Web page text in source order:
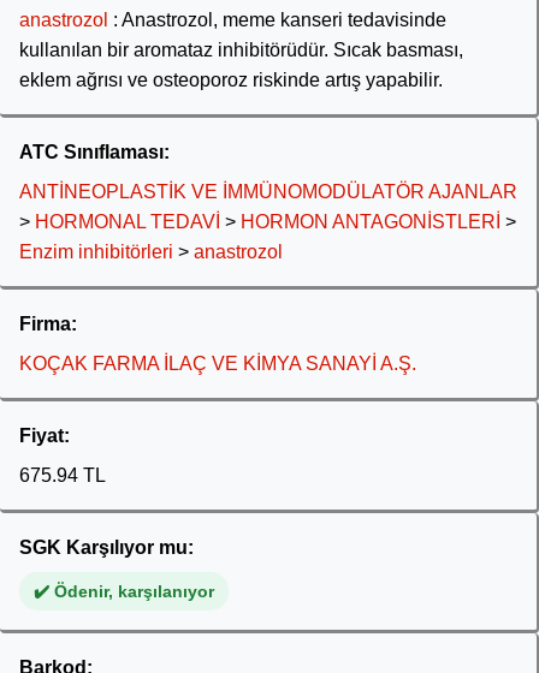
anastrozol : Anastrozol, meme kanseri tedavisinde
kullanılan bir aromataz inhibitörüdür. Sıcak basması,
eklem ağrısı ve osteoporoz riskinde artış yapabilir.
ATC Sınıflaması:
ANTİNEOPLASTİK VE İMMÜNOMODÜLATÖR AJANLAR
> HORMONAL TEDAVİ > HORMON ANTAGONİSTLERİ >
Enzim inhibitörleri > anastrozol
Firma:
KOÇAK FARMA İLAÇ VE KİMYA SANAYİ A.Ş.
Fiyat:
675.94 TL
SGK Karşılıyor mu:
✔️ Ödenir, karşılanıyor
Barkod: